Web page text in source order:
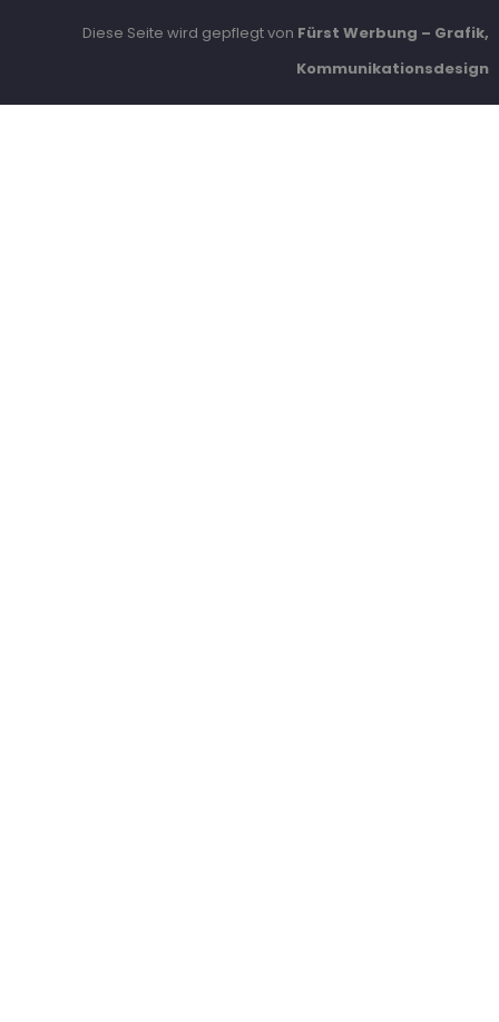
Diese Seite wird gepflegt von Fürst Werbung – Grafik,
Kommunikationsdesign